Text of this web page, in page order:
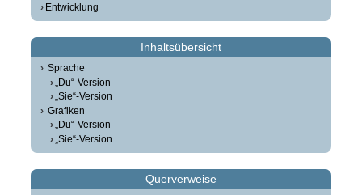
Entwicklung
Inhaltsübersicht
Sprache
„Du“-Version
„Sie“-Version
Grafiken
„Du“-Version
„Sie“-Version
Querverweise